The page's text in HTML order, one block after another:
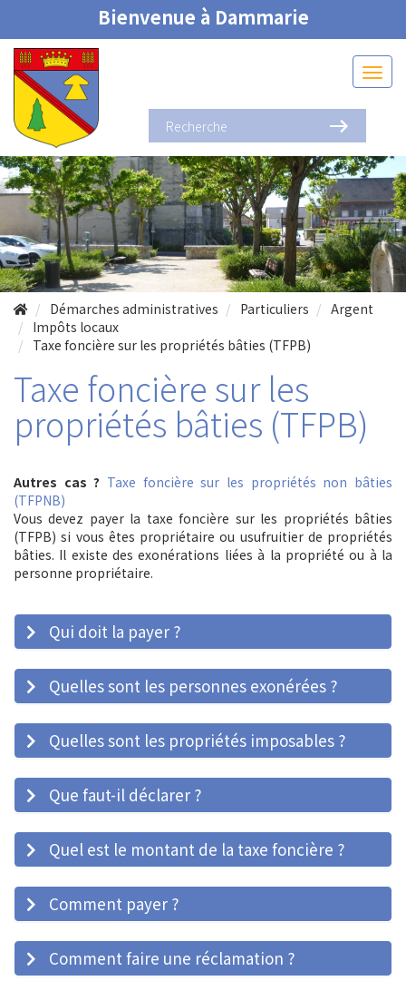
Bienvenue à Dammarie
Démarches administratives Particuliers
Argent
Impôts locaux
Taxe foncière sur les propriétés bâties (TFPB)
Taxe foncière sur les
propriétés bâties (TFPB)
Autres cas ? Taxe foncière sur les propriétés non bâties
(TFPNB)
Vous devez payer la taxe foncière sur les propriétés bâties
(TFPB) si vous êtes propriétaire ou usufruitier de propriétés
bâties. Il existe des exonérations liées à la propriété ou à la
personne propriétaire.
Qui doit la payer ?
Quelles sont les personnes exonérées ?
Quelles sont les propriétés imposables ?
Que faut-il déclarer ?
Quel est le montant de la taxe foncière ?
Comment payer ?
Comment faire une réclamation ?